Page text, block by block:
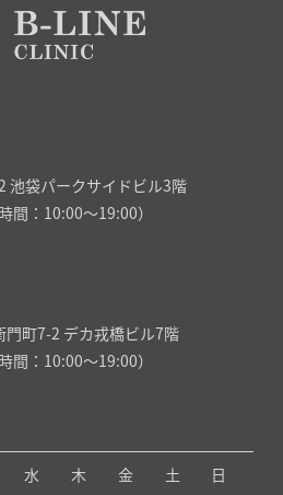
池袋パークサイドビル3階
間：10:00～19:00）
町7-2 デカ戎橋ビル7階
間：10:00～19:00）
水 木 金 土 日